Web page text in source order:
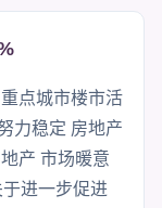
点城市楼市活
力稳定 房地产
产 市场暖意
进一步促进